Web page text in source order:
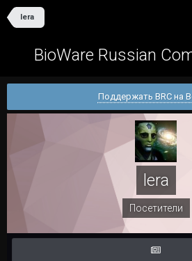
lera
BioWare Russian
Поддержать BRC на
lera
Посетители